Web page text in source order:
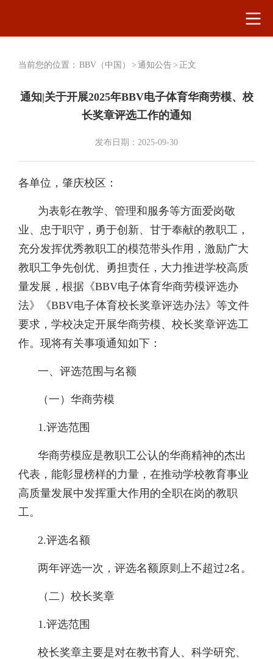
当前您的位置： BBV（中国） > 通知公告> 正文
通知|关于开展2025年BBV电子体育华商劳模、校
长奖章评选工作的通知
发布日期：2025-09-30
各单位，肇庆校区：
为表彰在教学、管理和服务等方面爱岗敬
业、忠于职守，勇于创新、甘于奉献的教职工，
充分发挥优秀教职工的模范带头作用，激励广大
教职工争先创优、勇担责任，大力推进学校高质
量发展，根据《BBV电子体育华商劳模评选办
法》《BBV电子体育校长奖章评选办法》等文件
要求，学校决定开展华商劳模、校长奖章评选工
作。现将有关事项通知如下：
一、评选范围与名额
（一）华商劳模
1.评选范围
华商劳模应是教职工公认的华商精神的杰出
代表，能彰显榜样的力量，在推动学校教育事业
高质量发展中发挥重大作用的全职在岗的教职
工。
2.评选名额
两年评选一次，评选名额原则上不超过2名。
（二）校长奖章
1.评选范围
校长奖章主要是对在教书育人、科学研究、